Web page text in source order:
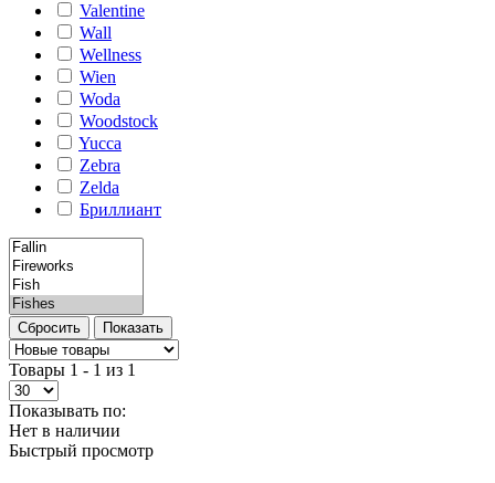
Valentine
Wall
Wellness
Wien
Woda
Woodstock
Yucca
Zebra
Zelda
Бриллиант
Товары 1 - 1 из 1
Показывать по:
Нет в наличии
Быстрый просмотр